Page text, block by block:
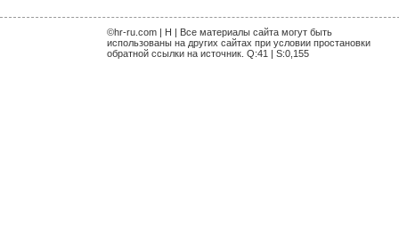
©hr-ru.com | H | Все материалы сайта могут быть
использованы на других сайтах при условии простановки
обратной ссылки на источник. Q:41 | S:0,155